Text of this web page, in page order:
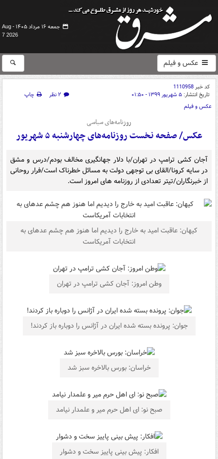
جمعه ۱۶ مرداد ۱۴۰۵ -
Aug
7 2026
عکس و فیلم
کد خبر1110958
تاریخ انتشار: ۵ شهریور ۱۳۹۹ - ۰۱:۵۰ ۲ نظر
چاپ
عکس و فیلم
روزنامه‌های سیاسی
عکس/ صفحه نخست روزنامه‌های چهارشنبه ۵ شهریور
آجان کشی ترامپ در تهران/با دلار جهانگیری مخالف بودم/درس و مشق
در سایه کرونا/القای بی توجهی دولت به مسائل خطرناک است/فرار روحانی
از خبرنگاران/تیتر تعدادی از روزنامه های امروز است.
کیهان: عاقبت امید به خارج را دیدیم اما هنوز هم چشم عده‎ای به
انتخابات آمریکاست
وطن امروز: آجان کشی ترامپ در تهران
جوان: پرونده بسته شده ایران در آژانس را دوباره باز کردند!
خراسان: بورس بالاخره سبز شد
صبح نو: ای اهل حرم میر و علمدار نیامد
افکار: پیش بینی پاییز سخت و دشوار